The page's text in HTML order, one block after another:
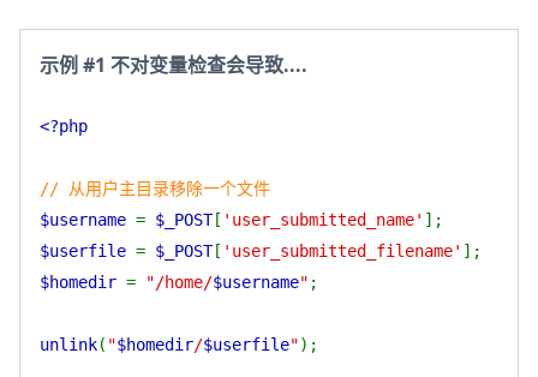
示例 #1 不对变量检查会导致....
<?php
// 从用户主目录移除一个文件
$username = $_POST[ 'user_submitted_name' ];
$userfile = $_POST[ 'user_submitted_filename' ];
$homedir = "/home/$username" ;
unlink( "$homedir/$userfile");